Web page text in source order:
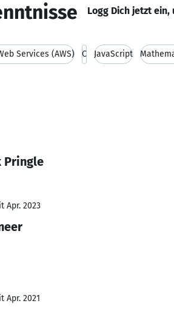
Logg Dich jetzt ein,
Services (AWS) C JavaScript
Pringle
Apr. 2023
Apr. 2021